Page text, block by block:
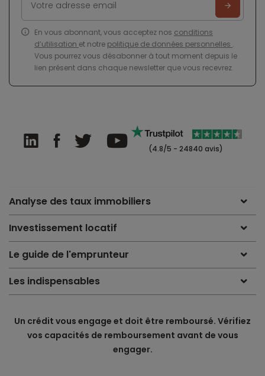
En vous abonnant, vous acceptez nos conditions
d’utilisation et notre politique de données personnelles .
Vous pourrez vous désabonner à tout moment depuis le
lien présent dans chaque newsletter que vous recevrez.
(4.8/5 - 24840 avis)
Analyse des taux immobiliers
Investissement locatif
Le guide de l'emprunteur
Les indispensables
Un crédit vous engage et doit être remboursé. Vérifiez
vos capacités de remboursement avant de vous
engager.